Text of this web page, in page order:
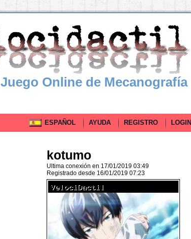
Juego Online de Mecanografía
ESPAÑOL AYUDA REGISTRO LOGIN
kotumo
Ultima conexión en 17/01/2019 03:49
Registrado desde 16/01/2019 07:23